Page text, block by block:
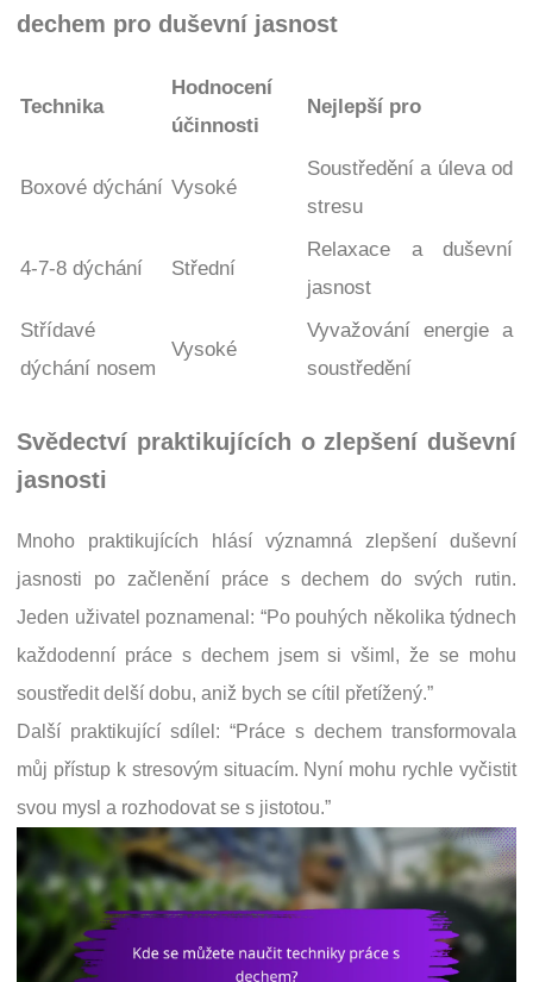
dechem pro duševní jasnost
Technika
Hodnocení
účinnosti
Nejlepší pro
Boxové dýchání Vysoké
Soustředění a úleva od
stresu
4-7-8 dýchání Střední
Relaxace a duševní
jasnost
Střídavé
dýchání nosem
Vysoké
Vyvažování energie a
soustředění
Svědectví praktikujících o zlepšení duševní
jasnosti
Mnoho praktikujících hlásí významná zlepšení duševní
jasnosti po začlenění práce s dechem do svých rutin.
Jeden uživatel poznamenal: “Po pouhých několika týdnech
každodenní práce s dechem jsem si všiml, že se mohu
soustředit delší dobu, aniž bych se cítil přetížený.”
Další praktikující sdílel: “Práce s dechem transformovala
můj přístup k stresovým situacím. Nyní mohu rychle vyčistit
svou mysl a rozhodovat se s jistotou.”